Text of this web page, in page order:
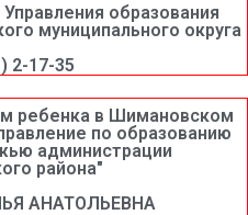
образования
муниципального округа
2-17-35
ребенка в Шимановском
по образованию
администрации
района"
АНАТОЛЬЕВНА